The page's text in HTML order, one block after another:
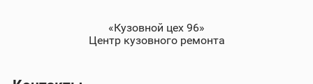
«Кузовной цех 96»
Центр кузовного ремонта